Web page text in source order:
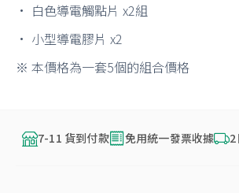
• 白色導電觸點片 x2組
• 小型導電膠片 x2
※ 本價格為一套5個的組合價格
7-11 貨到付款 免用統一發票收據